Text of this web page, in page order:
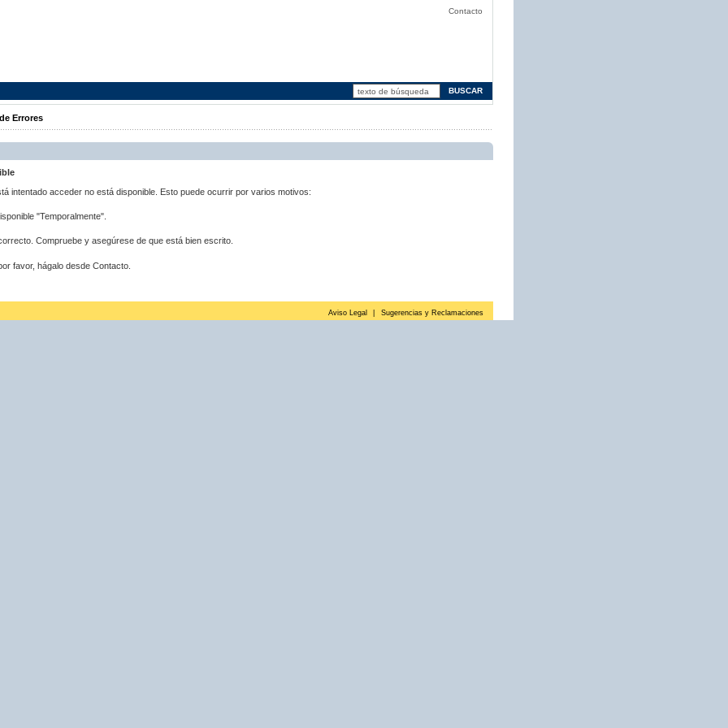
Contacto
Errores
intentado acceder no está disponible. Esto puede ocurrir por varios motivos:
"Temporalmente".
Compruebe y asegúrese de que está bien escrito.
favor, hágalo desde Contacto.
Aviso Legal Sugerencias y Reclamaciones